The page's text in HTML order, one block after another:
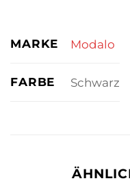
MARKE Modalo
FARBE Schwarz